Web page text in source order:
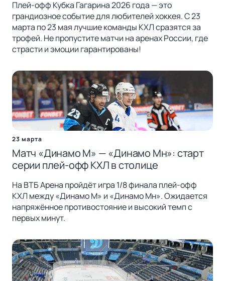
Плей-офф Кубка Гагарина 2026 года — это
грандиозное событие для любителей хоккея. С 23
марта по 23 мая лучшие команды КХЛ сразятся за
трофей. Не пропустите матчи на аренах России, где
страсти и эмоции гарантированы!
23 марта
Матч «Динамо М» — «Динамо Мн»: старт
серии плей-офф КХЛ в столице
На ВТБ Арена пройдёт игра 1/8 финала плей-офф
КХЛ между «Динамо М» и «Динамо Мн». Ожидается
напряжённое противостояние и высокий темп с
первых минут.